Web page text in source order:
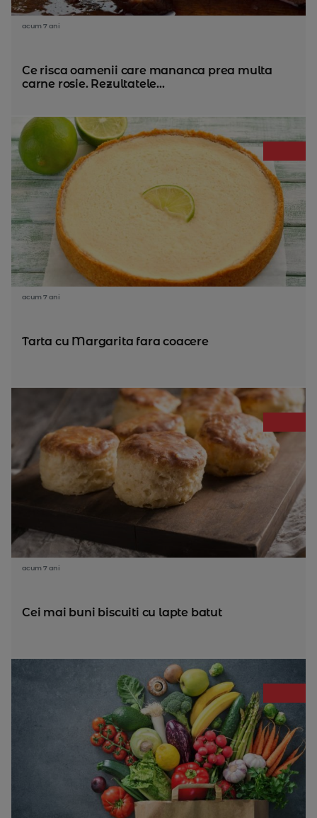
acum 7 ani
Ce risca oamenii care mananca prea multa
carne rosie. Rezultatele...
acum 7 ani
Tarta cu Margarita fara coacere
acum 7 ani
Cei mai buni biscuiti cu lapte batut